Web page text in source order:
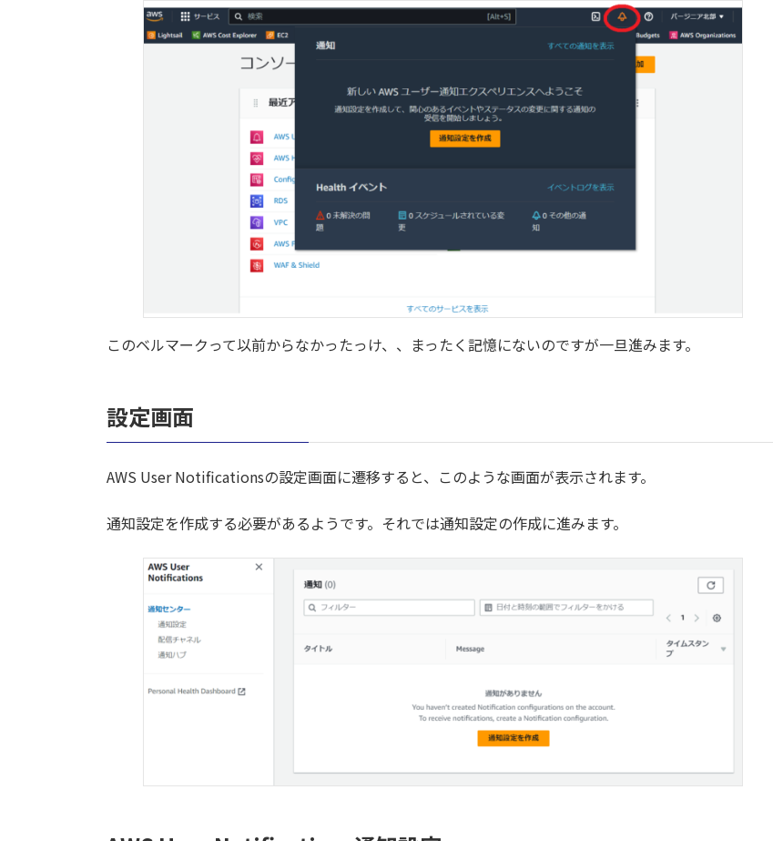
3.3.複数イベント発生時の通知
このベルマークって以前からなかったっけ、、まったく記憶にないのですが一旦進みます。
設定画面
AWS User Notificationsの設定画面に遷移すると、このような画面が表示されます。
通知設定を作成する必要があるようです。それでは通知設定の作成に進みます。